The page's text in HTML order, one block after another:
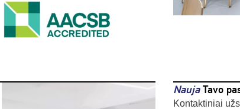
NaujaTavo
Kontaktiniai